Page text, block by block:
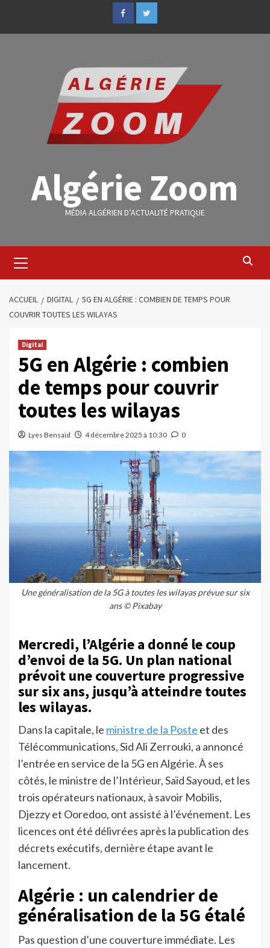
Algérie Zoom
MÉDIA ALGÉRIEN D’ACTUALITÉ PRATIQUE
ACCUEIL DIGITAL
5G EN ALGÉRIE : COMBIEN DE TEMPS POUR
COUVRIR TOUTES LES WILAYAS
Digital
5G en Algérie : combien
de temps pour couvrir
toutes les wilayas
Lyes Bensaïd 4 décembre 2025 à 10:30 0
Une généralisation de la 5G à toutes les wilayas prévue sur six
ans © Pixabay
Mercredi, l’Algérie a donné le coup
d’envoi de la 5G. Un plan national
prévoit une couverture progressive
sur six ans, jusqu’à atteindre toutes
les wilayas.
Dans la capitale, le ministre de la Poste et des
Télécommunications, Sid Ali Zerrouki, a annoncé
l’entrée en service de la 5G en Algérie. À ses
côtés, le ministre de l’Intérieur, Saïd Sayoud, et les
trois opérateurs nationaux, à savoir Mobilis,
Djezzy et Ooredoo, ont assisté à l’événement. Les
licences ont été délivrées après la publication des
décrets exécutifs, dernière étape avant le
lancement.
Algérie : un calendrier de
généralisation de la 5G étalé
Pas question d’une couverture immédiate. Les